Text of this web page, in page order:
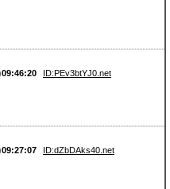
09:46:20 ID:PEv3btYJ0.net
09:27:07 ID:dZbDAks40.net